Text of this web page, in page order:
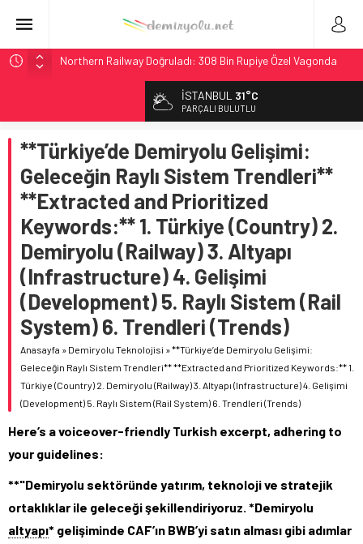
Northern Railway Doğruladı: 308 Bin Rupiye Özel Vagonda
Chicago’da Metra Polisi BVLOS Drone’larla Müdahale
NJ Transit’ten Tarihi Bütçe: 46 Yılın Rekoru Onaylandı
Rocky Mountain, Güneş Enerjili Tesisten İlk Rayı Sevk Etti
Brescia 426 Milyon Euro’luk Tramvay İnşaatına Başladı
İSTANBUL 31°C
PARÇALI BULUTLU
**Türkiye’de Demiryolu Gelişimi:
Geleceğin Raylı Sistem Trendleri**
**Extracted and Prioritized
Keywords:** 1. Türkiye (Country) 2.
Demiryolu (Railway) 3. Altyapı
(Infrastructure) 4. Gelişimi
(Development) 5. Raylı Sistem (Rail
System) 6. Trendleri (Trends)
Anasayfa » Demiryolu Teknolojisi »**Türkiye’de Demiryolu Gelişimi:
Geleceğin Raylı Sistem Trendleri** **Extracted and Prioritized Keywords:** 1.
Türkiye (Country) 2. Demiryolu (Railway) 3. Altyapı (Infrastructure) 4. Gelişimi
(Development) 5. Raylı Sistem (Rail System) 6. Trendleri (Trends)
Here’s a voiceover-friendly Turkish excerpt, adhering to
your guidelines:
**"Demiryolu sektöründe yatırım, teknoloji ve stratejik
ortaklıklar ile geleceği şekillendiriyoruz. *Demiryolu
altyapı* gelişiminde CAF’ın BWB’yi satın alması gibi adımlar